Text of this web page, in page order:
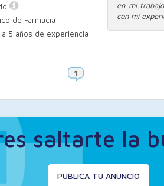
de Farmacia
a 5 años de experiencia
en mi
con mi
saltarte la
PUBLICA TU ANUNCIO